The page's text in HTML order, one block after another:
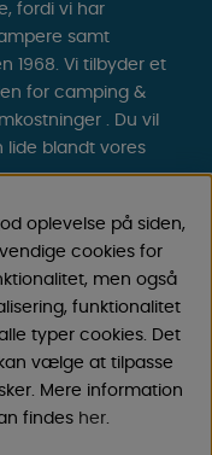
fordi vi har
samt
1968. Vi tilbyder et
for camping &
. Du vil
lide blandt vores
inspiration,
begynder
oplevelse på siden,
cookies for
men også
funktionalitet
typer cookies. Det
vælge at tilpasse
Mere information
findes her.